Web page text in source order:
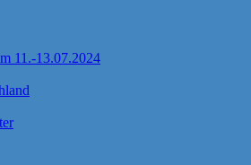
11.-13.07.2024